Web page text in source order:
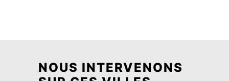
NOUS INTERVENONS